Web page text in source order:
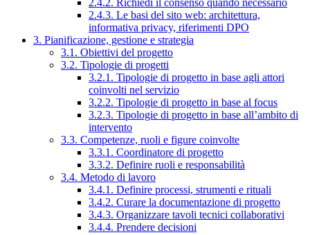
2.4.2. Richiedi il consenso quando necessario
2.4.3. Le basi del sito web: architettura,
informativa privacy, riferimenti DPO
3. Pianificazione, gestione e strategia
3.1. Obiettivi del progetto
3.2. Tipologie di progetti
3.2.1. Tipologie di progetto in base agli attori
coinvolti nel servizio
3.2.2. Tipologie di progetto in base al focus
3.2.3. Tipologie di progetto in base all’ambito di
intervento
3.3. Competenze, ruoli e figure coinvolte
3.3.1. Coordinatore di progetto
3.3.2. Definire ruoli e responsabilità
3.4. Metodo di lavoro
3.4.1. Definire processi, strumenti e rituali
3.4.2. Curare la documentazione di progetto
3.4.3. Organizzare tavoli tecnici collaborativi
3.4.4. Prendere decisioni